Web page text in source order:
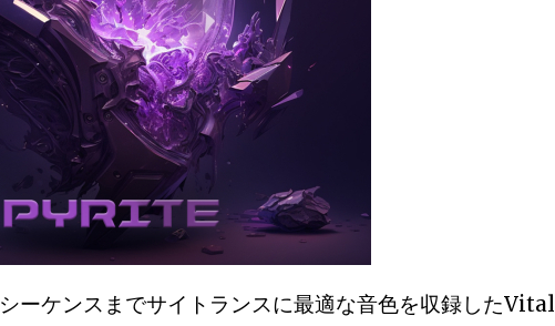
ーケンスまでサイトランスに最適な音色を収録したVital